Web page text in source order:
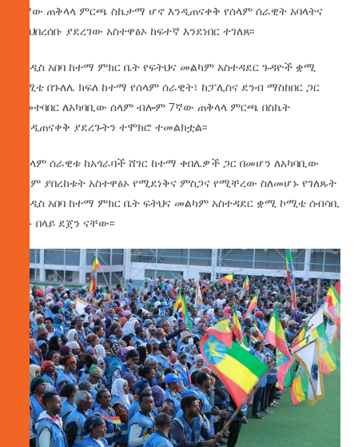
7ኛው ጠቅላላ ምርጫ ስኬታማ ሆኖ እንዲጠናቀቅ የሰላም ሰራዊት አባላትና
ማህበረሰቡ ያደረገው አስተዋፅኦ ከፍተኛ እንደነበር ተገለጸ፡፡
የአዲስ አበባ ከተማ ምክር ቤት የፍትህና መልካም አስተዳደር ጉዳዮች ቋሚ
ኮሚቴ በጉለሌ ክፍለ ከተማ የሰላም ሰራዊት፣ ከፓሊስና ደንብ ማስከበር ጋር
በመተባበር ለአካባቢው ሰላም ብሎም 7ኛው ጠቅላላ ምርጫ በስኬት
እንዲጠናቀቅ ያደረጉትን ተሞክሮ ተመልክቷል፡፡
የሰላም ሰራዊቱ ከአጎራባች ሸገር ከተማ ቀበሌዎች ጋር በመሆን ለአካባቢው
ሰላም ያበረከቱት አስተዋፅኦ የሚደነቅና ምስጋና የሚቸረው ስለመሆኑ የገለጹት
የአዲስ አበባ ከተማ ምክር ቤት ፍትህና መልካም አስተዳደር ቋሚ ኮሚቴ ሰብሳቢ
አቶ በላይ ደጀን ናቸው፡፡